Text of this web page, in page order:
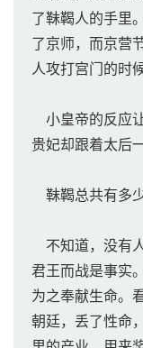
了靺鞨人的手里
了京师，而京营
人攻打宫门的时
小皇帝的反应
贵妃却跟着太后
靺鞨总共有多
不知道，没有
君王而战是事实
为之奉献生命。
朝廷，丢了性命